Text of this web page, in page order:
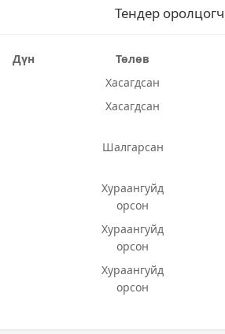
Тендер оролцогч
Дүн Төлөв
Хасагдсан
Хасагдсан
Шалгарсан
Хураангуйд
орсон
Хураангуйд
орсон
Хураангуйд
орсон